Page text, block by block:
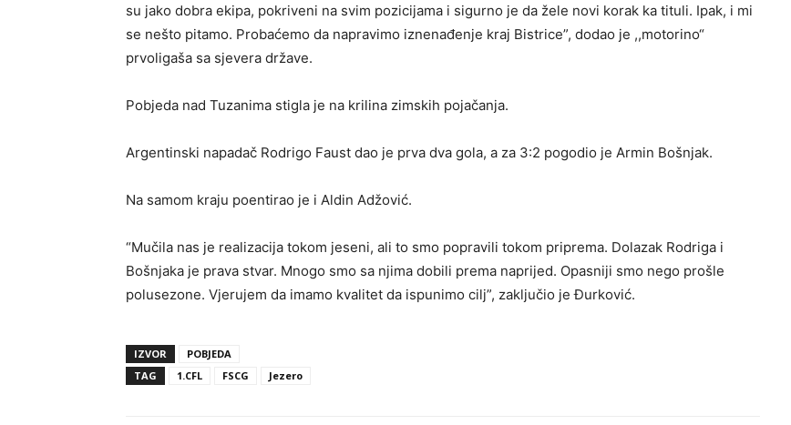
su jako dobra ekipa, pokriveni na svim pozicijama i sigurno je da žele novi korak ka tituli. Ipak, i mi
se nešto pitamo. Probaćemo da napravimo iznenađenje kraj Bistrice”, dodao je ,,motorino“
prvoligaša sa sjevera države.
Pobjeda nad Tuzanima stigla je na krilina zimskih pojačanja.
Argentinski napadač Rodrigo Faust dao je prva dva gola, a za 3:2 pogodio je Armin Bošnjak.
Na samom kraju poentirao je i Aldin Adžović.
“Mučila nas je realizacija tokom jeseni, ali to smo popravili tokom priprema. Dolazak Rodriga i
Bošnjaka je prava stvar. Mnogo smo sa njima dobili prema naprijed. Opasniji smo nego prošle
polusezone. Vjerujem da imamo kvalitet da ispunimo cilj”, zaključio je Đurković.
IZVOR
POBJEDA
TAG
1.CFL FSCG Jezero